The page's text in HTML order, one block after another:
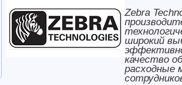
Zebra
широкий
качество
расходные